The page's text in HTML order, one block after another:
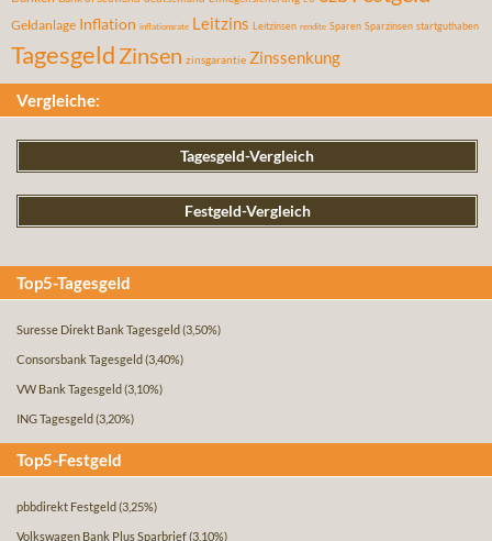
Geldanlage Inflation inflationsrate Leitzins Leitzinsen rendite Sparen Sparzinsen startguthaben
Tagesgeld Zinsen zinsgarantie Zinssenkung
Vergleiche:
Tagesgeld-Vergleich
Festgeld-Vergleich
Top5-Tagesgeld
Suresse Direkt Bank Tagesgeld (3,50%)
Consorsbank Tagesgeld (3,40%)
VW Bank Tagesgeld (3,10%)
ING Tagesgeld (3,20%)
Top5-Festgeld
pbbdirekt Festgeld (3,25%)
Volkswagen Bank Plus Sparbrief(3,10%)